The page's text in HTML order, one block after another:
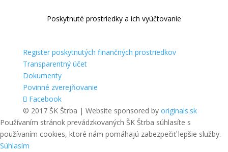
Poskytnuté prostriedky a ich vyúčtovanie
Register poskytnutých finančných prostriedkov
Transparentný účet
Dokumenty
Povinné zverejňovanie
Facebook
© 2017 ŠK Štrba | Website sponsored by originals.sk
Používaním stránok prevádzkovaných ŠK Štrba súhlasíte s
používaním cookies, ktoré nám pomáhajú zabezpečiť lepšie služby.
Súhlasím